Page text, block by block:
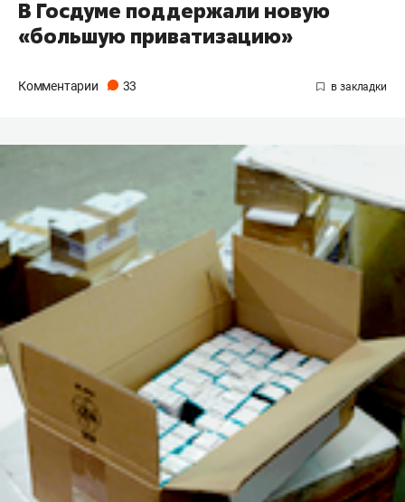
В Госдуме поддержали новую
«большую приватизацию»
Комментарии 33